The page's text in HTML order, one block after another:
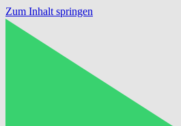
Zum Inhalt springen